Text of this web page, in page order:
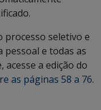
processo seletivo e
e todas as
a edição do
as páginas 58 a 76.